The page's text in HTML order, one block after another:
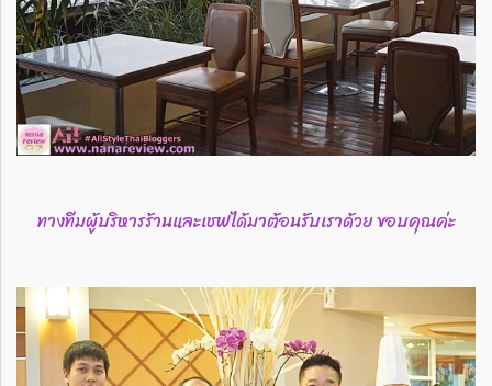
ทางทีมผู้บริหารร้านและเชฟได้มาต้อนรับเราด้วย ขอบคุณค่ะ